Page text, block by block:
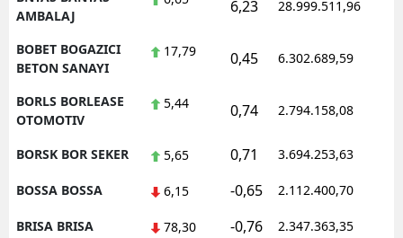
AMBALAJ
6,23 28.999.511,96
BOBET BOGAZICI
BETON SANAYI
17,79 0,45 6.302.689,59
BORLS BORLEASE
OTOMOTIV
5,44 0,74 2.794.158,08
BORSK BOR SEKER 5,65 0,71 3.694.253,63
BOSSA BOSSA 6,15 -0,65 2.112.400,70
BRISA BRISA 78,30 -0,76 2.347.363,35